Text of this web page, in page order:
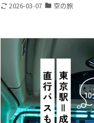
2026-03-07 空の旅